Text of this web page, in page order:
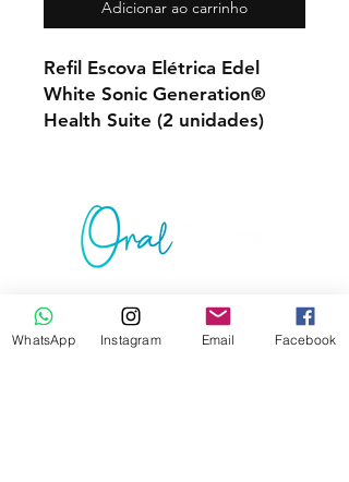
Adicionar ao carrinho
Refil Escova Elétrica Edel
White Sonic Generation®
Health Suite (2 unidades)
Junte-se à lista de emails e não perca as
novidades
WhatsApp Instagram Email Facebook